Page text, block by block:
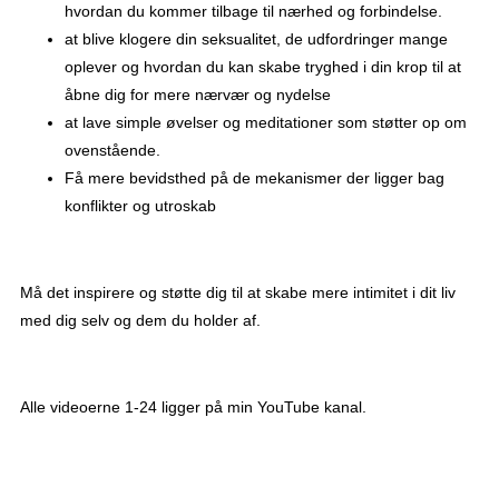
hvordan du kommer tilbage til nærhed og forbindelse.
at blive klogere din seksualitet, de udfordringer mange
oplever og hvordan du kan skabe tryghed i din krop til at
åbne dig for mere nærvær og nydelse
at lave simple øvelser og meditationer som støtter op om
ovenstående.
Få mere bevidsthed på de mekanismer der ligger bag
konflikter og utroskab
Må det inspirere og støtte dig til at skabe mere intimitet i dit liv
med dig selv og dem du holder af.
Alle videoerne 1-24 ligger på min YouTube kanal.